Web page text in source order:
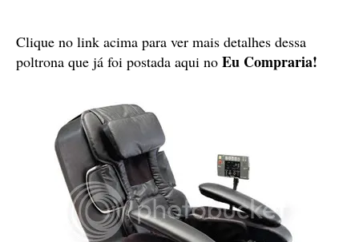
Clique no link acima para ver mais detalhes dessa
poltrona que já foi postada aqui no Eu Compraria!